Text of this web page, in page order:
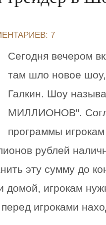
7
Сегодня вечером
там шло новое
Галкин. Шоу
МИЛЛИОНОВ".
программы
рублей
эту сумму до
домой, игрокам
игроками